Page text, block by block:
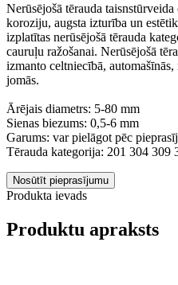
Nerūsējošā tērauda
koroziju, augsta izturība un
izplatītas nerūsējošā tērauda
cauruļu ražošanai. Nerūsējošā
izmanto celtniecībā,
jomās.
Ārējais diametrs: 5-80 mm
Sienas biezums: 0,5-6 mm
Garums: var pielāgot pēc
Tērauda kategorija: 201 304 309
Nosūtīt pieprasījumu
Produkta ievads
Produktu apraksts